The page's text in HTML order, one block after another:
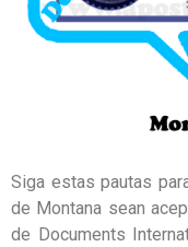
Siga estas pautas
de Montana sean
de Documents